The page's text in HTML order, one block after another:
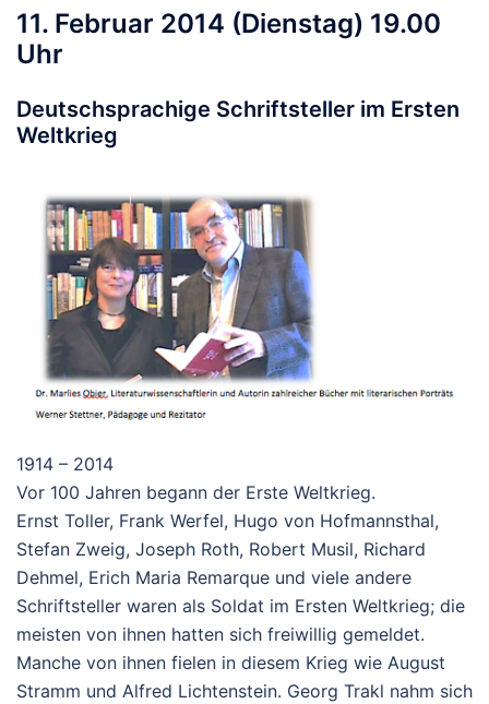
11. Februar 2014 (Dienstag) 19.00
Uhr
Deutschsprachige Schriftsteller im Ersten
Weltkrieg
1914 – 2014
Vor 100 Jahren begann der Erste Weltkrieg.
Ernst Toller, Frank Werfel, Hugo von Hofmannsthal,
Stefan Zweig, Joseph Roth, Robert Musil, Richard
Dehmel, Erich Maria Remarque und viele andere
Schriftsteller waren als Soldat im Ersten Weltkrieg; die
meisten von ihnen hatten sich freiwillig gemeldet.
Manche von ihnen fielen in diesem Krieg wie August
Stramm und Alfred Lichtenstein. Georg Trakl nahm sich